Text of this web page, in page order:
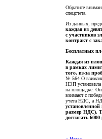
Обратите
спецсчета.
Из данных,
каждая из
с участников
контракт с
Бесплатных
Каждая из
в рамках
того, из-за
№ 564 О
НЭП установила
на площадке.
взимают с
учета НДС, а
размер НДС).
достигать